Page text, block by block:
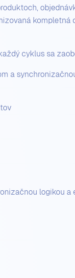
cyklus sa
a
logikou a